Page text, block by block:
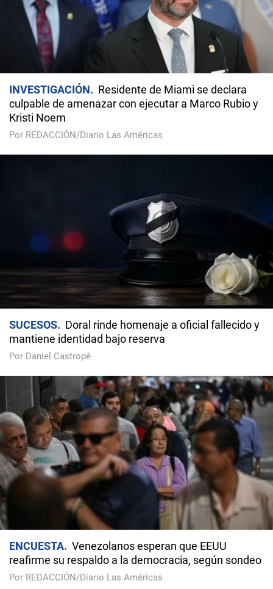
INVESTIGACIÓN
Residente de Miami se declara
culpable de amenazar con ejecutar a Marco Rubio y
Kristi Noem
Por REDACCIÓN/Diario Las Américas
SUCESOS
Doral rinde homenaje a oficial fallecido y
mantiene identidad bajo reserva
Por Daniel Castropé
ENCUESTA
Venezolanos esperan que EEUU
reafirme su respaldo a la democracia, según sondeo
Por REDACCIÓN/Diario Las Américas